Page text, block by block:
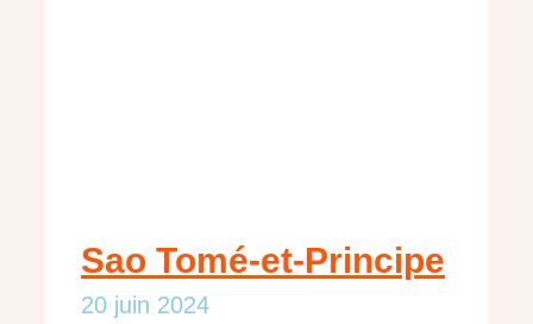
Sao Tomé-et-Principe
20 juin 2024